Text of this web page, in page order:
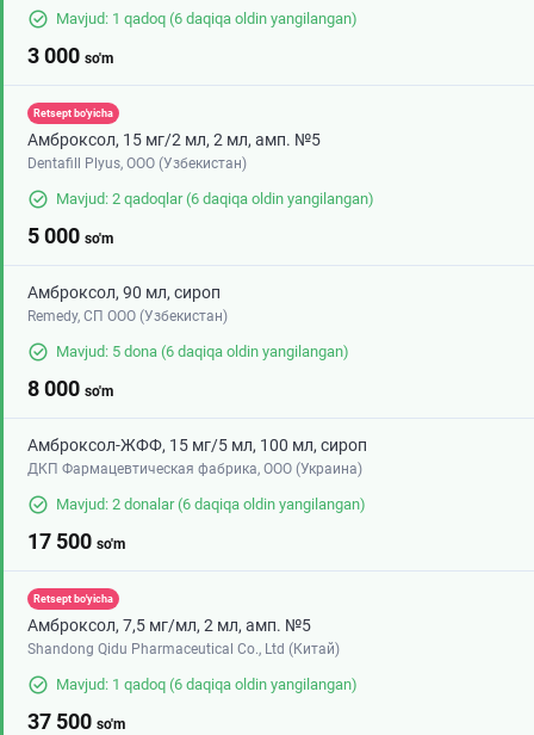
Mavjud: 1 qadoq (6 daqiqa oldin yangilangan)
3 000 so'm
Retsept bo'yicha
Амброксол, 15 мг/2 мл, 2 мл, амп. №5
Dentafill Plyus, ООО (Узбекистан)
Mavjud: 2 qadoqlar(6 daqiqa oldin yangilangan)
5 000 so'm
Амброксол, 90 мл, сироп
Remedy, СП ООО (Узбекистан)
Mavjud: 5 dona (6 daqiqa oldin yangilangan)
8 000 so'm
Амброксол-ЖФФ, 15 мг/5 мл, 100 мл, сироп
ДКП Фармацевтическая фабрика, ООО (Украина)
Mavjud: 2 donalar(6 daqiqa oldin yangilangan)
17 500 so'm
Retsept bo'yicha
Амброксол, 7,5 мг/мл, 2 мл, амп. №5
Shandong Qidu Pharmaceutical Co., Ltd (Китай)
Mavjud: 1 qadoq (6 daqiqa oldin yangilangan)
37 500 so'm